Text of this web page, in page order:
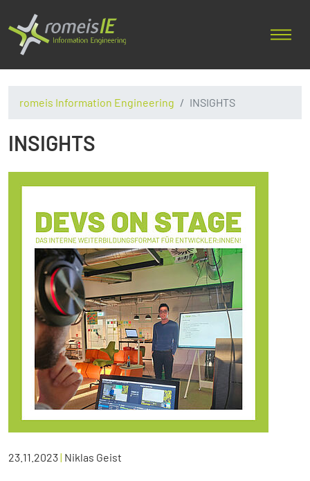
romeis Information Engineering INSIGHTS
INSIGHTS
23.11.2023| Niklas Geist